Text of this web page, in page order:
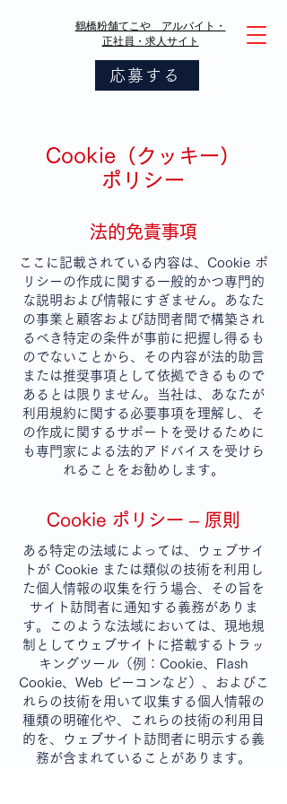
鶴橋粉舗てこや アルバイト・
正社員・求人サイト
応募する
Cookie（クッキー）
ポリシー
法的免責事項
ここに記載されている内容は、Cookie ポ
リシーの作成に関する一般的かつ専門的
な説明および情報にすぎません。あなた
の事業と顧客および訪問者間で構築され
るべき特定の条件が事前に把握し得るも
のでないことから、その内容が法的助言
または推奨事項として依拠できるもので
あるとは限りません。当社は、あなたが
利用規約に関する必要事項を理解し、そ
の作成に関するサポートを受けるために
も専門家による法的アドバイスを受けら
れることをお勧めします。
Cookie ポリシー – 原則
ある特定の法域によっては、ウェブサイ
トが Cookie または類似の技術を利用し
た個人情報の収集を行う場合、その旨を
サイト訪問者に通知する義務がありま
す。このような法域においては、現地規
制としてウェブサイトに搭載するトラッ
キングツール（例：Cookie、Flash
Cookie、Web ビーコンなど）、およびこ
れらの技術を用いて収集する個人情報の
種類の明確化や、これらの技術の利用目
的を、ウェブサイト訪問者に明示する義
務が含まれていることがあります。